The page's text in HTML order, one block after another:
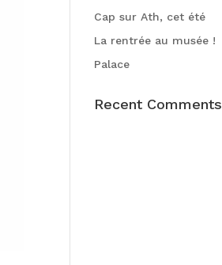
Cap sur Ath, cet été
La rentrée au musée !
Palace
Recent Comments